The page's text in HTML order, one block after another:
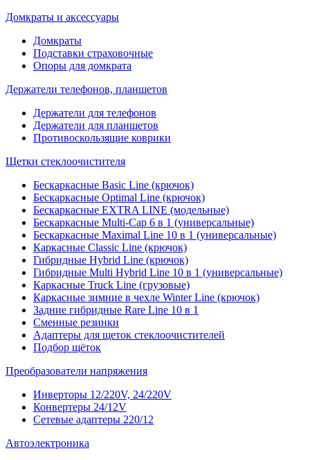
Домкраты и аксессуары
Домкраты
Подставки страховочные
Опоры для домкрата
Держатели телефонов, планшетов
Держатели для телефонов
Держатели для планшетов
Противоскользящие коврики
Щетки стеклоочистителя
Бескаркасные Basic Line (крючок)
Бескаркасные Optimal Line (крючок)
Бескаркасные EXTRA LINE (модельные)
Бескаркасные Multi-Cap 6 в 1 (универсальные)
Бескаркасные Maximal Line 10 в 1 (универсальные)
Каркасные Classic Line (крючок)
Гибридные Hybrid Line (крючок)
Гибридные Multi Hybrid Line 10 в 1 (универсальные)
Каркасные Truck Line (грузовые)
Каркасные зимние в чехле Winter Line (крючок)
Задние гибридные Rare Line 10 в 1
Сменные резинки
Адаптеры для щеток стеклоочистителей
Подбор щёток
Преобразователи напряжения
Инверторы 12/220V, 24/220V
Конвертеры 24/12V
Сетевые адаптеры 220/12
Автоэлектроника